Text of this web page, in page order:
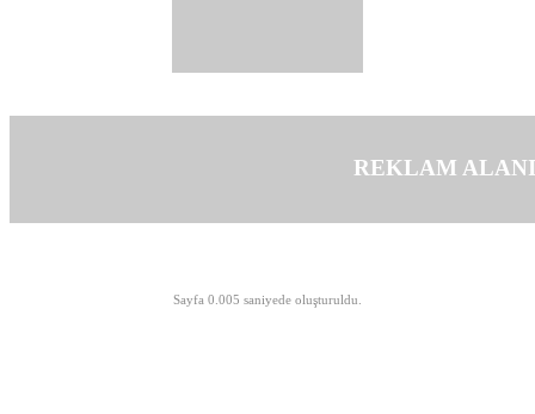
REKLAM ALANI
Sayfa 0.005 saniyede oluşturuldu.